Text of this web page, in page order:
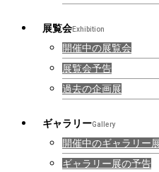
展覧会Exhibition
開催中の展覧会
展覧会予告
過去の企画展
ギャラリーGallery
開催中のギャラリー
ギャラリー展の予告